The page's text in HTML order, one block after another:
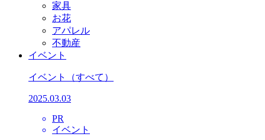
家具
お花
アパレル
不動産
イベント
イベント （すべて）
2025.03.03
PR
イベント